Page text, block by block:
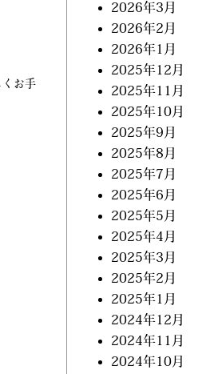
くお手
2026年3月
2026年2月
2026年1月
2025年12月
2025年11月
2025年10月
2025年9月
2025年8月
2025年7月
2025年6月
2025年5月
2025年4月
2025年3月
2025年2月
2025年1月
2024年12月
2024年11月
2024年10月